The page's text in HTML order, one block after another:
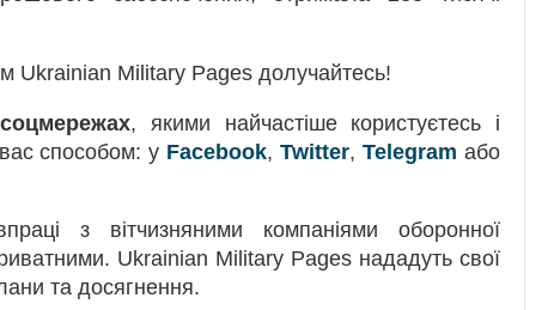
Ukrainian Military Pages долучайтесь!
, якими найчастіше користуєтесь і
способом: у Facebook,Twitter,Telegram або
з вітчизняними компаніями оборонної
Ukrainian Military Pages нададуть свої
та досягнення.